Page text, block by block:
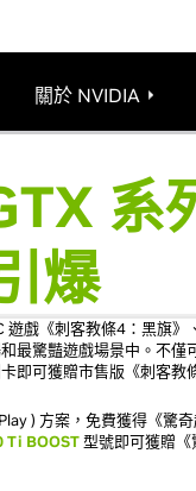
關於 NVIDIA
系
爆
戲《刺客教條4：黑旗
最驚豔遊戲場景中。不
即可獲贈市售版《刺客
) 方案，免費獲得《驚
Ti BOOST型號即可獲贈